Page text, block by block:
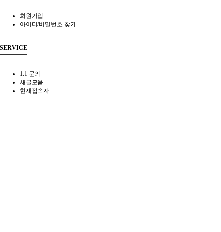
회원가입
아이디/비밀번호 찾기
SERVICE
1:1 문의
새글모음
현재접속자